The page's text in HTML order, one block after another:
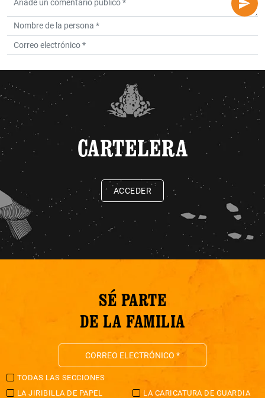
CARTELERA
ACCEDER
SÉ PARTE
DE LA FAMILIA
TODAS LAS SECCIONES
LA JIRIBILLA DE PAPEL
LA CARICATURA DE GUARDIA